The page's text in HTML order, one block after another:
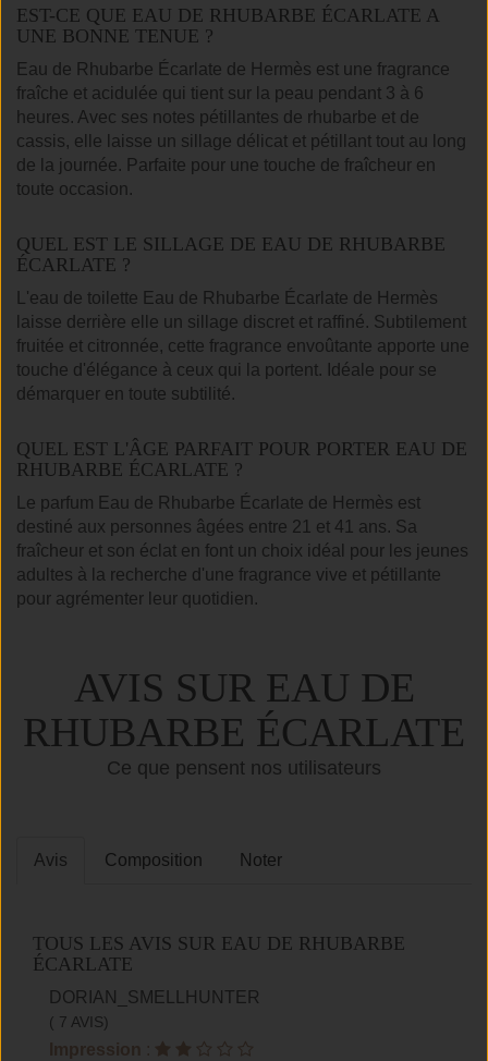
EST-CE QUE EAU DE RHUBARBE ÉCARLATE A
UNE BONNE TENUE ?
Eau de Rhubarbe Écarlate de Hermès est une fragrance
fraîche et acidulée qui tient sur la peau pendant 3 à 6
heures. Avec ses notes pétillantes de rhubarbe et de
cassis, elle laisse un sillage délicat et pétillant tout au long
de la journée. Parfaite pour une touche de fraîcheur en
toute occasion.
QUEL EST LE SILLAGE DE EAU DE RHUBARBE
ÉCARLATE ?
L'eau de toilette Eau de Rhubarbe Écarlate de Hermès
laisse derrière elle un sillage discret et raffiné. Subtilement
fruitée et citronnée, cette fragrance envoûtante apporte une
touche d'élégance à ceux qui la portent. Idéale pour se
démarquer en toute subtilité.
QUEL EST L'ÂGE PARFAIT POUR PORTER EAU DE
RHUBARBE ÉCARLATE ?
Le parfum Eau de Rhubarbe Écarlate de Hermès est
destiné aux personnes âgées entre 21 et 41 ans. Sa
fraîcheur et son éclat en font un choix idéal pour les jeunes
adultes à la recherche d'une fragrance vive et pétillante
pour agrémenter leur quotidien.
AVIS SUR EAU DE
RHUBARBE ÉCARLATE
Ce que pensent nos utilisateurs
Avis Composition Noter
TOUS LES AVIS SUR EAU DE RHUBARBE
ÉCARLATE
DORIAN_SMELLHUNTER
( 7 AVIS)
Impression :